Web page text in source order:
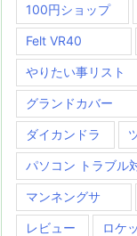
100円ショップ
Felt VR40
やりたい事リスト
グランドカバー
ダイカンドラ
パソコン トラブル
マンネングサ
レビュー ロケ